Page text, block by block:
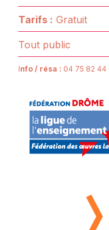
Tarifs : Gratuit
Tout public
Info / résa : 04 75 82 44